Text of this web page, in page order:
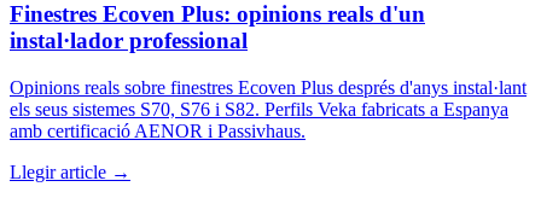
Finestres Ecoven Plus: opinions reals d'un
instal·lador professional
Opinions reals sobre finestres Ecoven Plus després d'anys instal·lant
els seus sistemes S70, S76 i S82. Perfils Veka fabricats a Espanya
amb certificació AENOR i Passivhaus.
Llegir article →